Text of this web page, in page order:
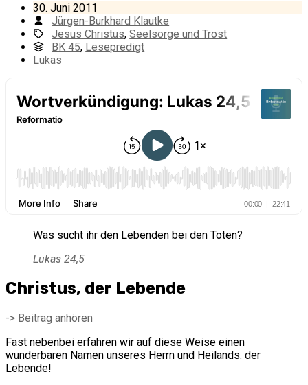
30. Juni 2011
Jürgen-Burkhard Klautke
Jesus Christus,Seelsorge und Trost
BK 45, Lesepredigt
Lukas
Was sucht ihr den Lebenden bei den Toten?
Lukas 24,5
Christus, der Lebende
-> Beitrag anhören
Fast nebenbei erfahren wir auf diese Weise einen
wunderbaren Namen unseres Herrn und Heilands: der
Lebende!